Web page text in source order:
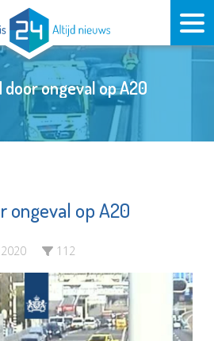
door ongeval op A20
ongeval op A20
112